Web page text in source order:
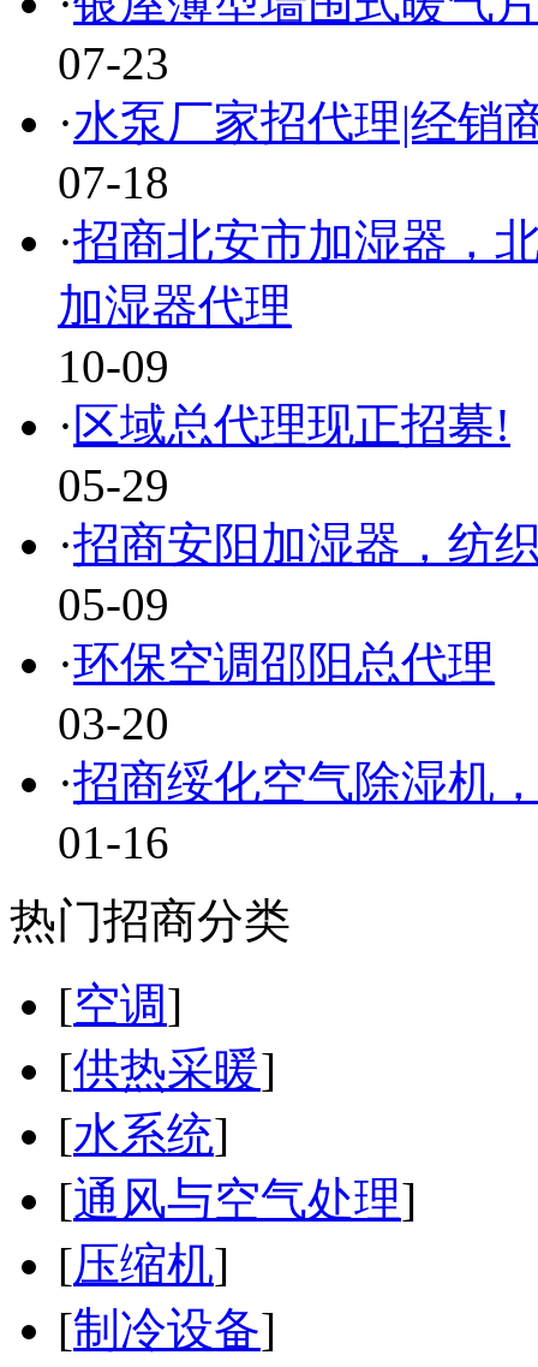
07-23
·水泵厂家招代理|经销
07-18
·招商北安市加湿器，
加湿器代理
10-09
· 区域总代理现正招募!
05-29
·招商安阳加湿器，纺
05-09
·环保空调邵阳总代理
03-20
·招商绥化空气除湿机
01-16
热门招商分类
[空调]
[供热采暖]
[水系统]
[通风与空气处理]
[压缩机]
[制冷设备]